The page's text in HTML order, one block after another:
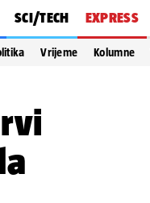
SCI/TECH EXPRESS
Vrijeme Kolumne